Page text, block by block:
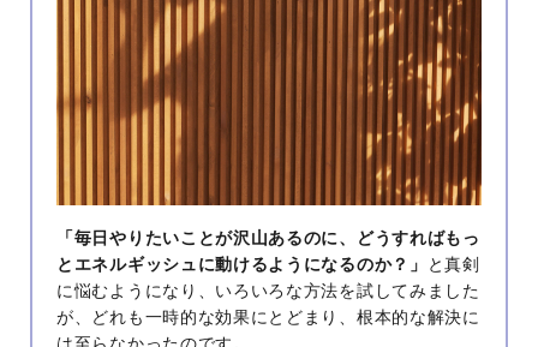
「毎日やりたいことが沢山あるのに、どうすればもっ
とエネルギッシュに動けるようになるのか？」
と真剣
に悩むようになり、いろいろな方法を試してみました
が、どれも一時的な効果にとどまり、根本的な解決に